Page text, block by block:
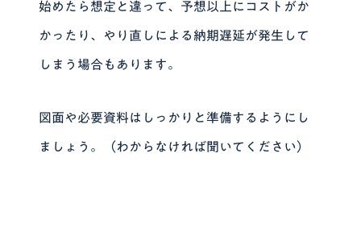
始めたら想定と違って、予想以上にコストがか
かったり、やり直しによる納期遅延が発生して
しまう場合もあります。
図面や必要資料はしっかりと準備するようにし
ましょう。（わからなければ聞いてください）